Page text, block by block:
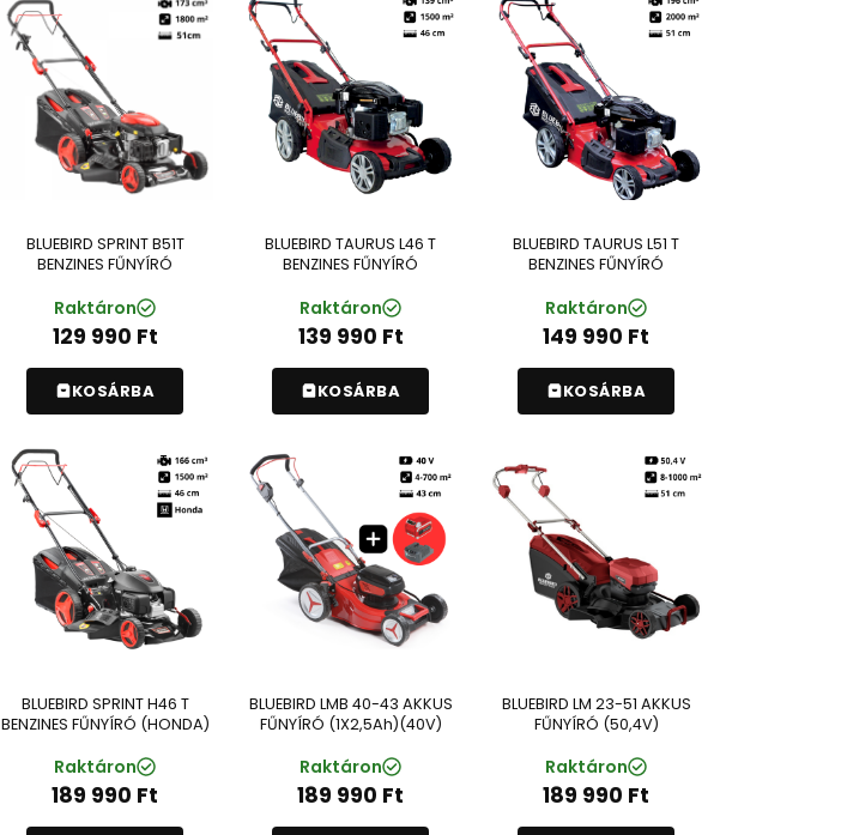
BLUEBIRD SPRINT B51T
BENZINES FŰNYÍRÓ
Raktáron
129 990 Ft
KOSÁRBA
BLUEBIRD TAURUS L46 T
BENZINES FŰNYÍRÓ
Raktáron
139 990 Ft
KOSÁRBA
BLUEBIRD TAURUS L51 T
BENZINES FŰNYÍRÓ
Raktáron
149 990 Ft
KOSÁRBA
BLUEBIRD SPRINT H46 T
BENZINES FŰNYÍRÓ (HONDA)
Raktáron
189 990 Ft
BLUEBIRD LMB 40-43 AKKUS
FŰNYÍRÓ (1X2,5Ah)(40V)
Raktáron
189 990 Ft
BLUEBIRD LM 23-51 AKKUS
FŰNYÍRÓ (50,4V)
Raktáron
189 990 Ft